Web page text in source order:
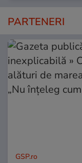
PARTENERI
GSP.ro